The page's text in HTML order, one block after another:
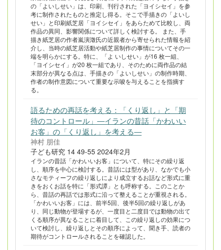
の「よいしせい」は、印刷、刊行された「ヨイシセイ」を参
考に制作されたものと推定し得る。そこで手描きの「よいし
せい」と印刷紙芝居「ヨイシセイ」をあらためて比較し、両
作品の異同、影響関係について詳しく検討する。 また、手
描き紙芝居の作者嵐演澂氏の近親者から寄せられた情報を紹
介し、当時の紙芝居活動や紙芝居制作の事情についてその一
端を明らかにする。特に、「よ いしせい」が16 枚一組、
「ヨイシセイ」が20 枚一組であり、そのために両作品の結
末部分が異なる点は、手描きの「よいしせい」の制作時期、
作者の制作意図について重要な示唆を与えることを指摘す
る。
語るための再話を考える：「くり返し」と「期
待のコントロール」―イランの昔話「かわいい
お客」の「くり返し」を考える―
神村 朋佳
子ども研究 14 49-55 2024年2月
イランの昔話「かわいいお客」について、特にその繰り返
し、順序を中心に検討する。昔話には型があり、なかでも小
さなモティーフの繰り返しにより成立するお話など形式に重
きをおくお話を特に「形式譚」とも呼称する。このことか
ら、昔話の再話では形式に沿って整えることが重視される。
「かわいいお客」には、前半5回、後半5回の繰り返しがあ
り、同じ動物が登場するが、一度目と二度目では動物の出て
くる順序が異なることに着目して、この繰り返しの効果につ
いて検討し、繰り返しとその順序によって、聞き手、読者の
期待がコントロールされることを確認した。